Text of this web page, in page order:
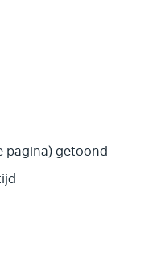
pagina) getoond